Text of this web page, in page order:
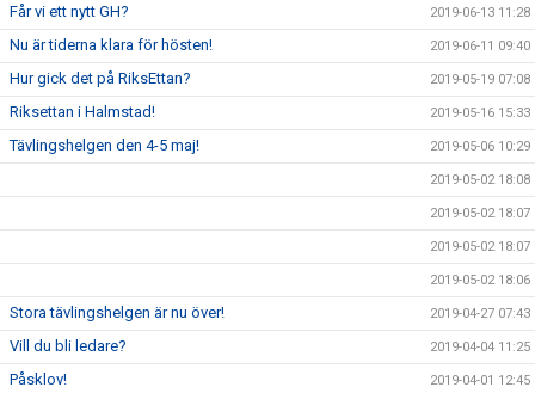
Får vi ett nytt GH? 2019-06-13 11:28
Nu är tiderna klara för hösten! 2019-06-11 09:40
Hur gick det på RiksEttan? 2019-05-19 07:08
Riksettan i Halmstad! 2019-05-16 15:33
Tävlingshelgen den 4-5 maj! 2019-05-06 10:29
2019-05-02 18:08
2019-05-02 18:07
2019-05-02 18:07
2019-05-02 18:06
Stora tävlingshelgen är nu över! 2019-04-27 07:43
Vill du bli ledare? 2019-04-04 11:25
Påsklov! 2019-04-01 12:45